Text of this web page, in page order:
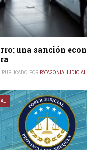
una sanción
PUBLICADO POR PATAGONIA JUDICIAL